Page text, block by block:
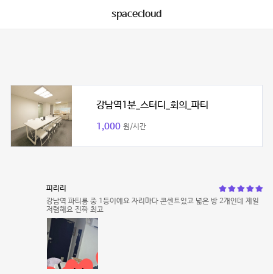
spacecloud
강남역1분_스터디_회의_파티
1,000 원/시간
피리리
강남역 파티룸 중 1등이에요 자리마다 콘센트있고 넓은 방 2개인데 제일
저렴해요 진짜 최고